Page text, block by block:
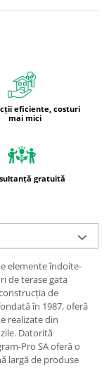
eficiente, costuri
mai mici
gratuită
elemente îndoite-
de terase gata
de
în 1987, oferă
realizate din
Datorită
Pro SA oferă o
largă de produse